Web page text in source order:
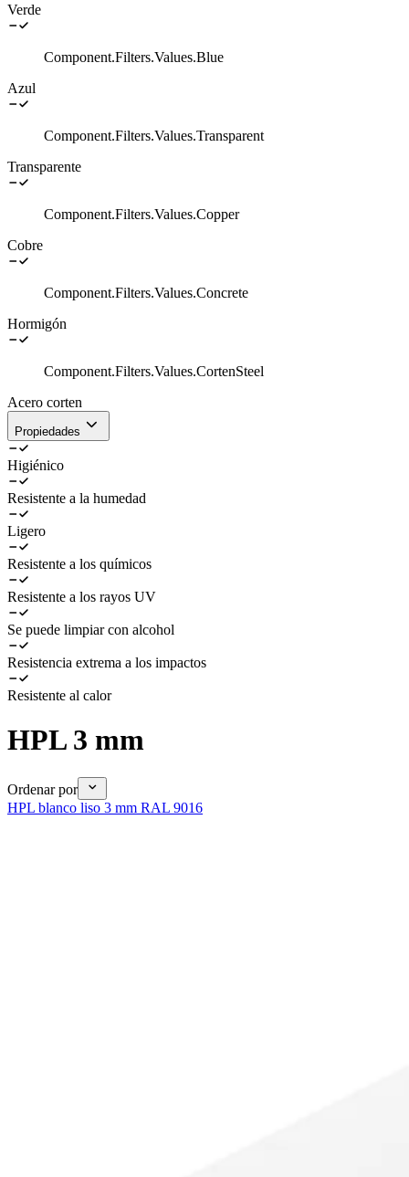
Verde
Component.Filters.Values.Blue
Azul
Component.Filters.Values.Transparent
Transparente
Component.Filters.Values.Copper
Cobre
Component.Filters.Values.Concrete
Hormigón
Component.Filters.Values.CortenSteel
Acero corten
Propiedades
Higiénico
Resistente a la humedad
Ligero
Resistente a los químicos
Resistente a los rayos UV
Se puede limpiar con alcohol
Resistencia extrema a los impactos
Resistente al calor
HPL 3 mm
Ordenar por
HPL blanco liso 3 mm RAL 9016